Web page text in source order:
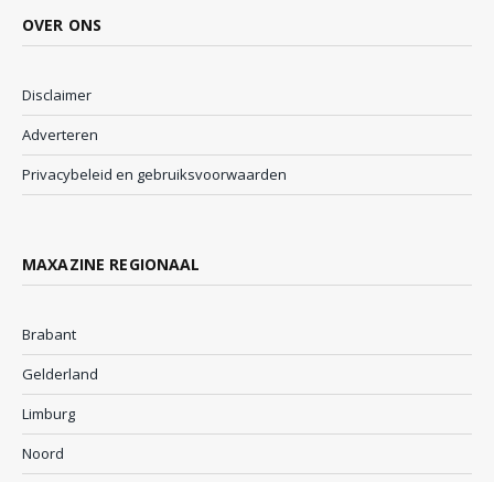
OVER ONS
Disclaimer
Adverteren
Privacybeleid en gebruiksvoorwaarden
MAXAZINE REGIONAAL
Brabant
Gelderland
Limburg
Noord